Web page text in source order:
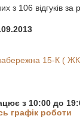
з 106 відгуків за
15-К ( ЖК
з 10:00 до
графік роботи